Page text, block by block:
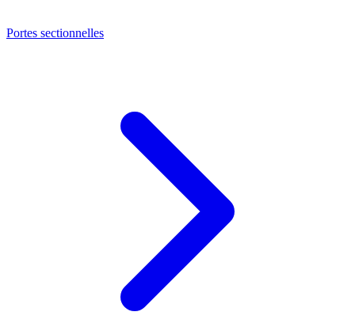
Portes sectionnelles